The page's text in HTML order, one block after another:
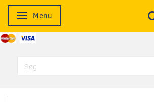
Skifte navigation
Menu